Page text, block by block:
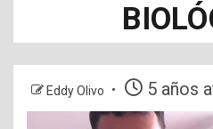
Eddy Olivo 5 años